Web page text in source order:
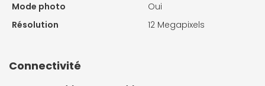
Mode photo
Oui
Résolution
12 Megapixels
Connectivité